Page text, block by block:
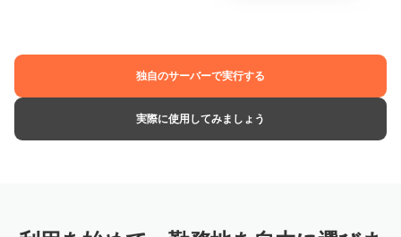
独自のサーバーで実行する
実際に使用してみましょう